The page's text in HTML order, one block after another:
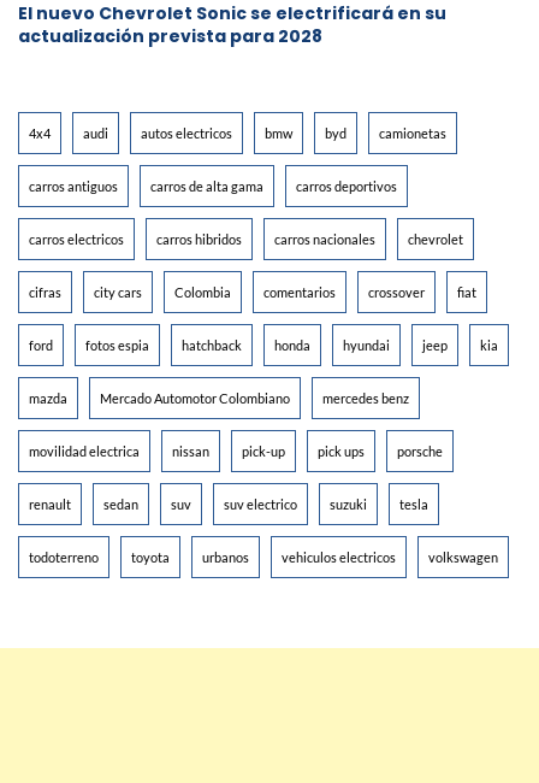
El nuevo Chevrolet Sonic se electrificará en su
actualización prevista para 2028
4x4 audi autos electricos bmw byd camionetas
carros antiguos carros de alta gama carros deportivos
carros electricos carros hibridos carros nacionales chevrolet
cifras city cars Colombia comentarios crossover fiat
ford fotos espia hatchback honda hyundai jeep kia
mazda Mercado Automotor Colombiano mercedes benz
movilidad electrica nissan pick-up pick ups porsche
renault sedan suv suv electrico suzuki tesla
todoterreno toyota urbanos vehiculos electricos volkswagen